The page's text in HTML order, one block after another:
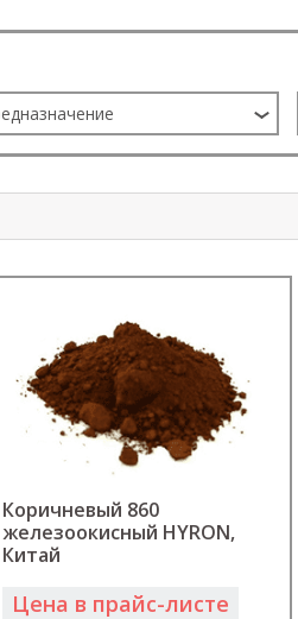
Коричневый 860
железоокисный HYRON,
Китай
Цена в прайс-листе